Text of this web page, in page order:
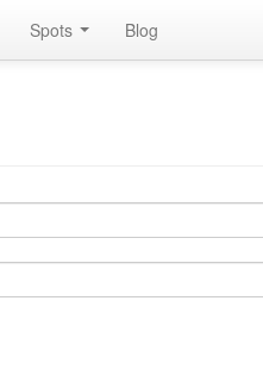
Spots Blog